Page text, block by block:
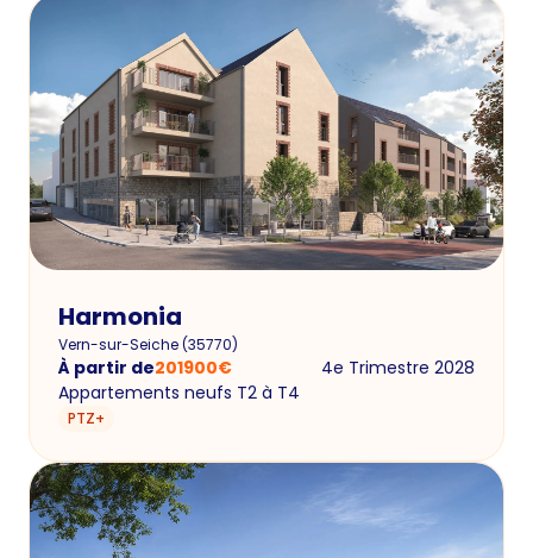
Harmonia
Vern-sur-Seiche(35770)
À partir de201900€
4e Trimestre 2028
Appartements neufs T2 à T4
PTZ+